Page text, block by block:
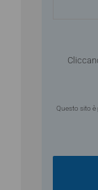
Questo sito è